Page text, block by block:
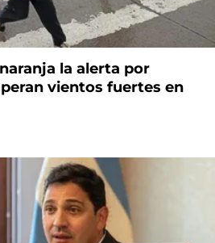
la alerta por
vientos fuertes en